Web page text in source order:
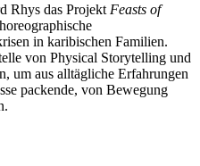
Rhys das Projekt Feasts of
in karibischen Familien.
von Physical Storytelling und
um aus alltägliche Erfahrungen
packende, von Bewegung